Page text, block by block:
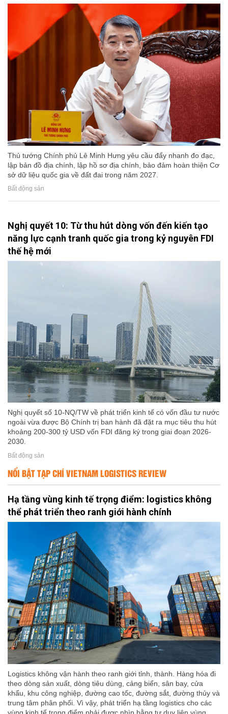
Thủ tướng Chính phủ Lê Minh Hưng yêu cầu đẩy nhanh đo đạc,
lập bản đồ địa chính, lập hồ sơ địa chính, bảo đảm hoàn thiện Cơ
sở dữ liệu quốc gia về đất đai trong năm 2027.
Bất động sản
Nghị quyết 10: Từ thu hút dòng vốn đến kiến tạo
năng lực cạnh tranh quốc gia trong kỷ nguyên FDI
thế hệ mới
Nghị quyết số 10-NQ/TW về phát triển kinh tế có vốn đầu tư nước
ngoài vừa được Bộ Chính trị ban hành đã đặt ra mục tiêu thu hút
khoảng 200-300 tỷ USD vốn FDI đăng ký trong giai đoạn 2026-
2030.
Bất động sản
NỔI BẬT TẠP CHÍ VIETNAM LOGISTICS REVIEW
Hạ tầng vùng kinh tế trọng điểm: logistics không
thể phát triển theo ranh giới hành chính
Logistics không vận hành theo ranh giới tỉnh, thành. Hàng hóa đi
theo dòng sản xuất, dòng tiêu dùng, cảng biển, sân bay, cửa
khẩu, khu công nghiệp, đường cao tốc, đường sắt, đường thủy và
trung tâm phân phối. Vì vậy, phát triển hạ tầng logistics cho các